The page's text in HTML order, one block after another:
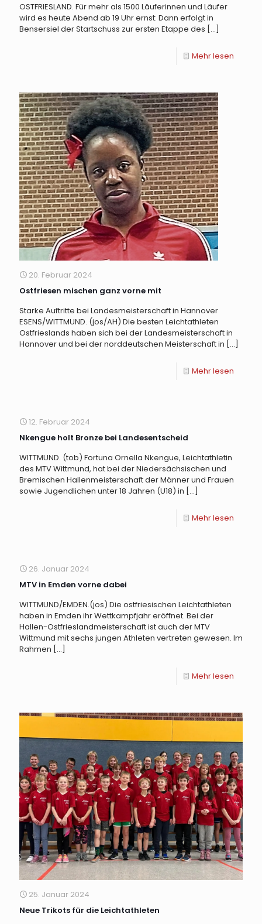
OSTFRIESLAND. Für mehr als 1500 Läuferinnen und Läufer
wird es heute Abend ab 19 Uhr ernst: Dann erfolgt in
Bensersiel der Startschuss zur ersten Etappe des […]
Mehr lesen
20. Februar 2024
Ostfriesen mischen ganz vorne mit
Starke Auftritte bei Landesmeisterschaft in Hannover
ESENS/WITTMUND. (jos/AH) Die besten Leichtathleten
Ostfrieslands haben sich bei der Landesmeisterschaft in
Hannover und bei der norddeutschen Meisterschaft in […]
Mehr lesen
12. Februar 2024
Nkengue holt Bronze bei Landesentscheid
WITTMUND. (tob) Fortuna Ornella Nkengue, Leichtathletin
des MTV Wittmund, hat bei der Niedersächsischen und
Bremischen Hallenmeisterschaft der Männer und Frauen
sowie Jugendlichen unter 18 Jahren (U18) in […]
Mehr lesen
26. Januar 2024
MTV in Emden vorne dabei
WITTMUND/EMDEN.(jos) Die ostfriesischen Leichtathleten
haben in Emden ihr Wettkampfjahr eröffnet. Bei der
Hallen-Ostfrieslandmeisterschaft ist auch der MTV
Wittmund mit sechs jungen Athleten vertreten gewesen. Im
Rahmen […]
Mehr lesen
25. Januar 2024
Neue Trikots für die Leichtathleten